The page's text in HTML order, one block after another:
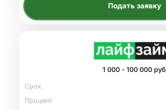
Подать заявку
1 000 - 100 000 руб
Срок
Процент